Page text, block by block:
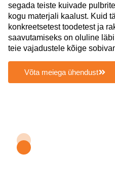
segada teiste kuivade
kogu materjali kaalust. Kuid
konkreetsetest toodetest ja
saavutamiseks on oluline
teie vajadustele kõige
Võta meiega ühendust